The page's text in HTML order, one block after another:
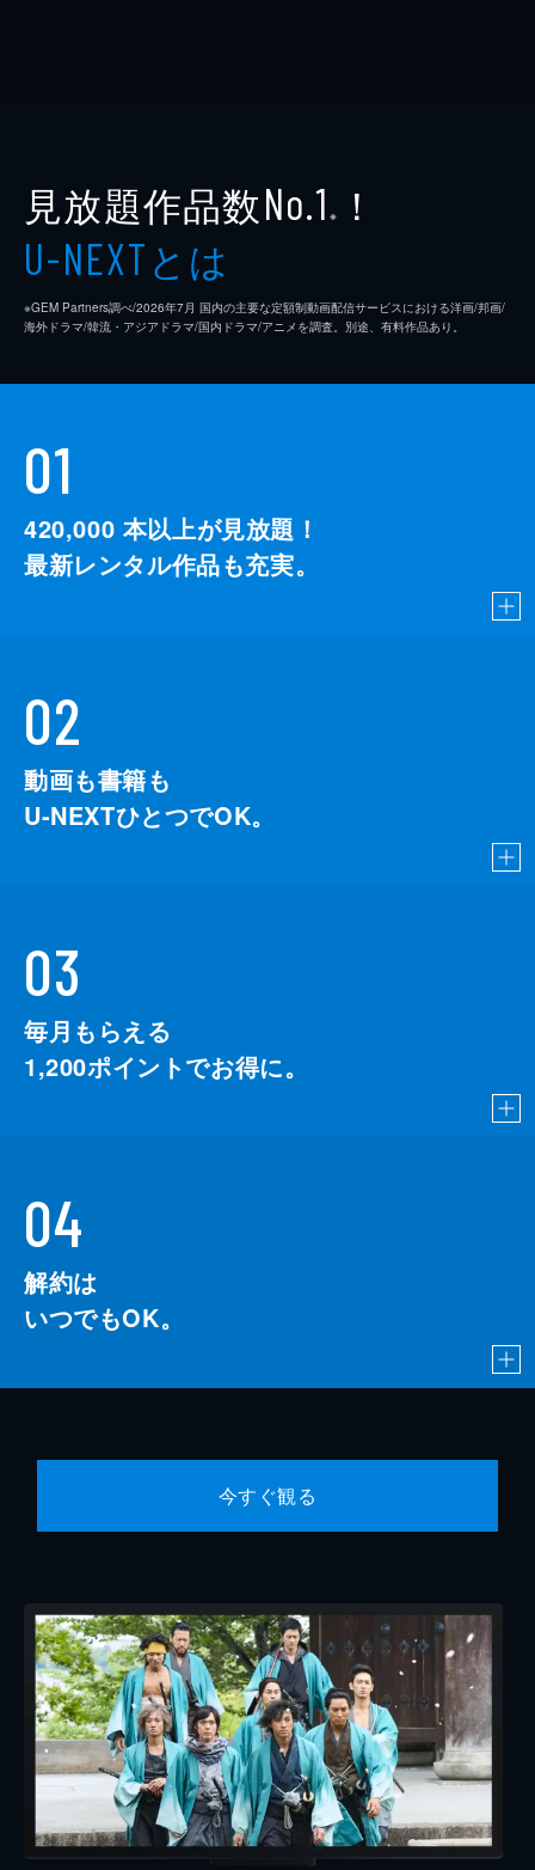
見放題作品数No.1 ※ ！
U-NEXTとは
※GEM Partners調べ/2026年7⽉ 国内の主要な定額制動画配信サービスにおける洋画/邦画/
海外ドラマ/韓流・アジアドラマ/国内ドラマ/アニメを調査。別途、有料作品あり。
01
420,000 本以上が見放題！
最新レンタル作品も充実。
02
動画も書籍も
U-NEXTひとつでOK。
03
毎月もらえる
1,200ポイントでお得に。
04
解約は
いつでもOK。
今すぐ観る